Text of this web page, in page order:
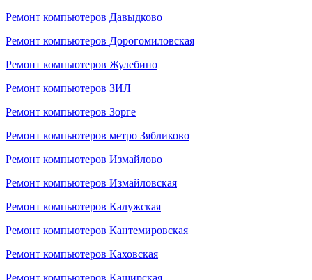
Ремонт компьютеров Давыдково
Ремонт компьютеров Дорогомиловская
Ремонт компьютеров Жулебино
Ремонт компьютеров ЗИЛ
Ремонт компьютеров Зорге
Ремонт компьютеров метро Зябликово
Ремонт компьютеров Измайлово
Ремонт компьютеров Измайловская
Ремонт компьютеров Калужская
Ремонт компьютеров Кантемировская
Ремонт компьютеров Каховская
Ремонт компьютеров Каширская